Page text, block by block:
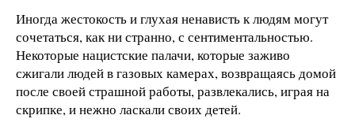
Иногда жестокость и глухая ненависть к людям могут
сочетаться, как ни странно, с сентиментальностью.
Некоторые нацистские палачи, которые заживо
сжигали людей в газовых камерах, возвращаясь домой
после своей страшной работы, развлекались, играя на
скрипке, и нежно ласкали своих детей.